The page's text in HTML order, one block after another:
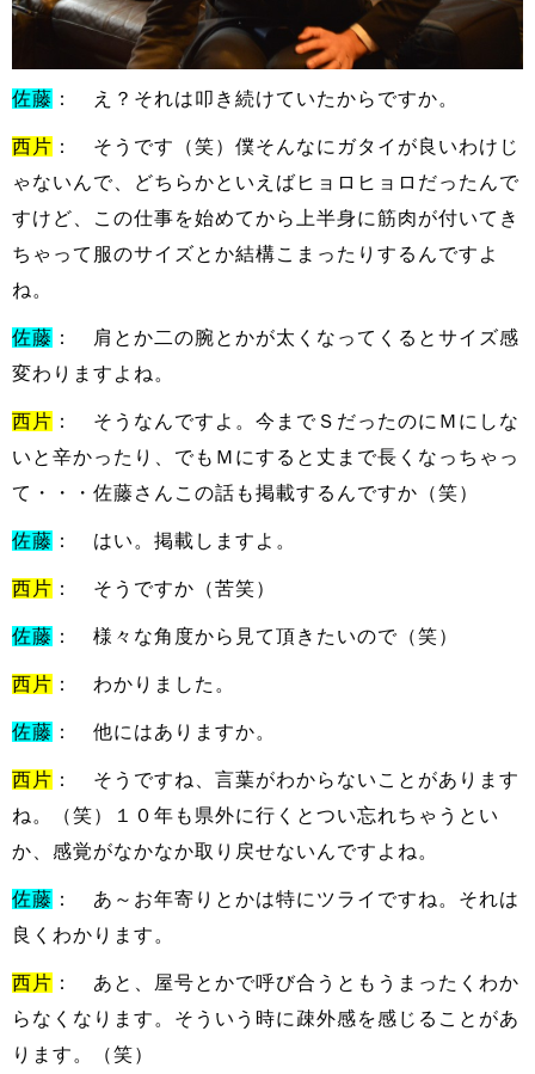
佐藤 ： え？それは叩き続けていたからですか。
西片 ： そうです（笑）僕そんなにガタイが良いわけじ
ゃないんで、どちらかといえばヒョロヒョロだったんで
すけど、この仕事を始めてから上半身に筋肉が付いてき
ちゃって服のサイズとか結構こまったりするんですよ
ね。
佐藤 ： 肩とか二の腕とかが太くなってくるとサイズ感
変わりますよね。
西片 ： そうなんですよ。今までＳだったのにＭにしな
いと辛かったり、でもＭにすると丈まで長くなっちゃっ
て・・・佐藤さんこの話も掲載するんですか（笑）
佐藤 ： はい。掲載しますよ。
西片 ： そうですか（苦笑）
佐藤 ： 様々な角度から見て頂きたいので（笑）
西片 ： わかりました。
佐藤 ： 他にはありますか。
西片 ： そうですね、言葉がわからないことがあります
ね。（笑）１０年も県外に行くとつい忘れちゃうとい
か、感覚がなかなか取り戻せないんですよね。
佐藤 ： あ～お年寄りとかは特にツライですね。それは
良くわかります。
西片 ： あと、屋号とかで呼び合うともうまったくわか
らなくなります。そういう時に疎外感を感じることがあ
ります。（笑）